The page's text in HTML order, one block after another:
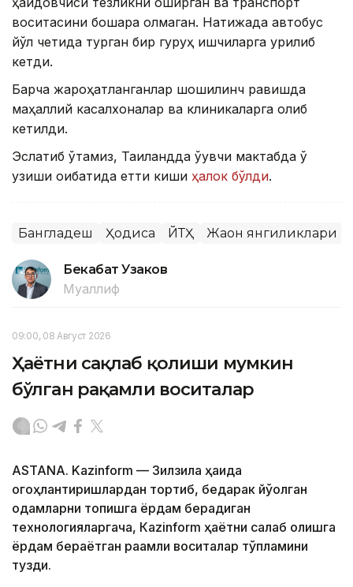
воситасини бошқара олмаган. Натижада автобус
йўл четида турган бир гуруҳ ишчиларга урилиб
кетди.
Барча жароҳатланганлар шошилинч равишда
маҳаллий касалхоналар ва клиникаларга олиб
кетилди.
Эслатиб ўтамиз, Таиландда ўқувчи мактабда ўқ
узиши оқибатида етти киши ҳалок бўлди.
Бангладеш Ҳодиса ЙТҲ Жаҳон янгиликлари
Бекабат Узаков
Муаллиф
09:00, 08 Август 2026
Ҳаётни сақлаб қолиши мумкин
бўлган рақамли воситалар
ASTANA. Kazinform — Зилзила ҳақида
огоҳлантиришлардан тортиб, бедарак йўқолган
одамларни топишга ёрдам берадиган
технологияларгача, Кazinform ҳаётни сақлаб қолишга
ёрдам бераётган рақамли воситалар тўпламини
тузди.